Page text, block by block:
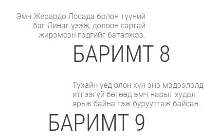
Эмч Жерардо Лосада болон түүний
баг Линаг үзэж, долоон сартай
жирэмсэн гэдгийг баталжээ.
БАРИМТ 8
Тухайн үед олон хүн энэ мэдээлэлд
итгээгүй бөгөөд эмч нарыг худал
ярьж байна гэж буруутгаж байсан.
БАРИМТ 9